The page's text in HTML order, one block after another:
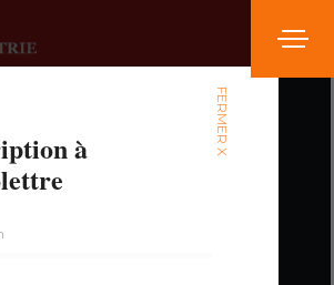
2
: optimisation du
broyeur semi-autogène
FERMER X
à